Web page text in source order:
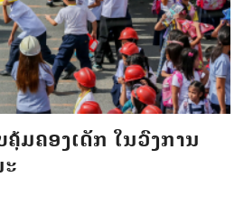
ມຄອງເດັກ ໃນວົງການ